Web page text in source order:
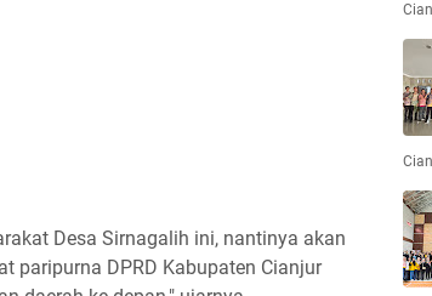
Desa Sirnagalih ini, nantinya akan
paripurna DPRD Kabupaten Cianjur